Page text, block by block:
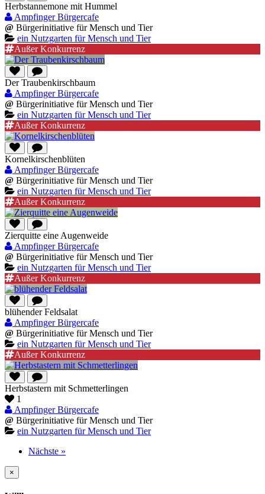
Herbstannemone mit Hummel
Ampfinger Bürgercafe
@ Bürgerinitiative für Mensch und Tier
ein Nutzgarten für Mensch und Tier
Außer Konkurrenz
Der Traubenkirschbaum
Ampfinger Bürgercafe
@ Bürgerinitiative für Mensch und Tier
ein Nutzgarten für Mensch und Tier
Außer Konkurrenz
Kornelkirschenblüten
Ampfinger Bürgercafe
@ Bürgerinitiative für Mensch und Tier
ein Nutzgarten für Mensch und Tier
Außer Konkurrenz
Zierquitte eine Augenweide
Ampfinger Bürgercafe
@ Bürgerinitiative für Mensch und Tier
ein Nutzgarten für Mensch und Tier
Außer Konkurrenz
blühender Feldsalat
Ampfinger Bürgercafe
@ Bürgerinitiative für Mensch und Tier
ein Nutzgarten für Mensch und Tier
Außer Konkurrenz
Herbstastern mit Schmetterlingen
1
Ampfinger Bürgercafe
@ Bürgerinitiative für Mensch und Tier
ein Nutzgarten für Mensch und Tier
Nächste »
×